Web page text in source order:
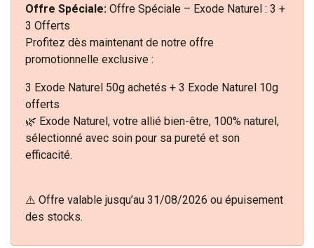
Offre Spéciale: Offre Spéciale – Exode Naturel : 3 +
3 Offerts
Profitez dès maintenant de notre offre
promotionnelle exclusive :
3 Exode Naturel 50g achetés + 3 Exode Naturel 10g
offerts
🌿 Exode Naturel, votre allié bien-être, 100% naturel,
sélectionné avec soin pour sa pureté et son
efficacité.
⚠️ Offre valable jusqu’au 31/08/2026 ou épuisement
des stocks.